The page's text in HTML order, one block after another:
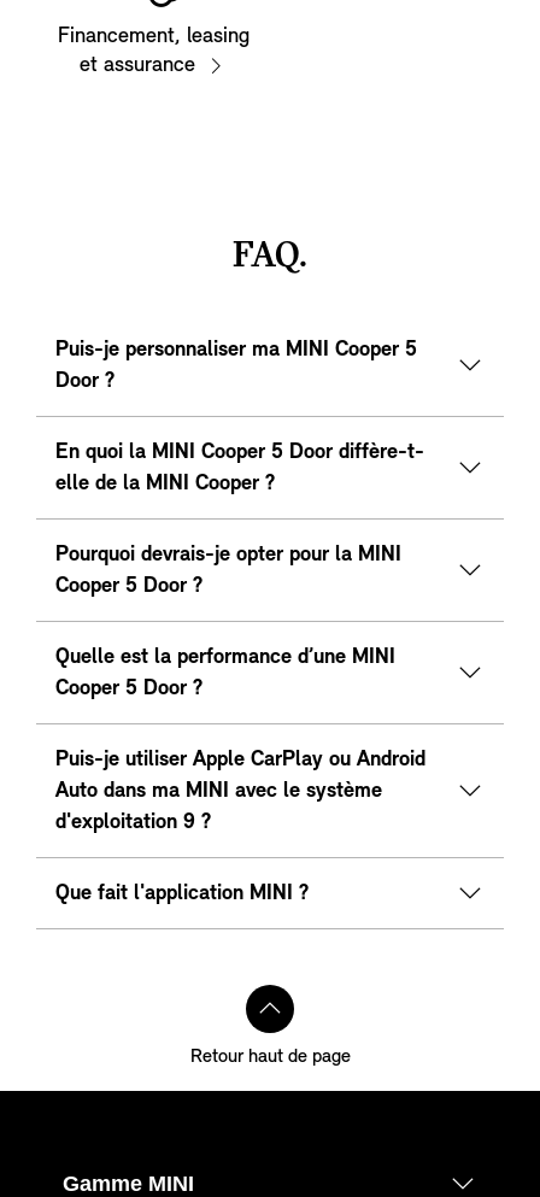
Financement, leasing
et assurance
FAQ.
Puis-je personnaliser ma MINI Cooper 5
Door ?
En quoi la MINI Cooper 5 Door diffère-t-
elle de la MINI Cooper ?
Pourquoi devrais-je opter pour la MINI
Cooper 5 Door ?
Quelle est la performance d’une MINI
Cooper 5 Door ?
Puis-je utiliser Apple CarPlay ou Android
Auto dans ma MINI avec le système
d'exploitation 9 ?
Que fait l'application MINI ?
Retour haut de page
Gamme MINI